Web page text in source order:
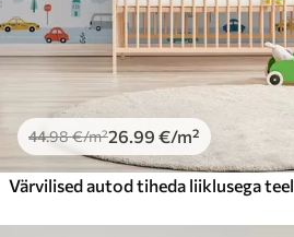
44.98€/m²26 .99 €/m²
Värvilised autod tiheda liiklusega teel